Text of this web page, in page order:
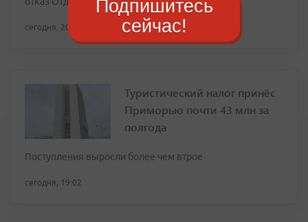
сегодня, 20:19
Туристический налог принёс
Приморью почти 43 млн за
полгода
Поступления выросли более чем втрое
сегодня, 19:02
Подпишитесь
сейчас!